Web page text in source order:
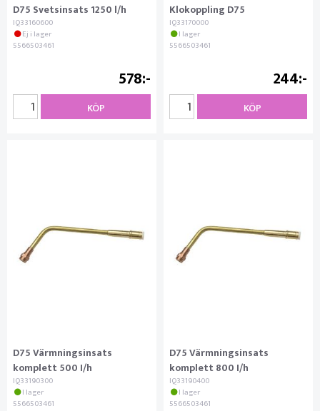
D75 Svetsinsats 1250 l/h
IQ33160600
Ej i lager
5566503461
578
KÖP
Klokoppling D75
IQ33170000
I lager
5566503461
244
KÖP
D75 Värmningsinsats
komplett 500 I/h
IQ33190300
I lager
5566503461
D75 Värmningsinsats
komplett 800 I/h
IQ33190400
I lager
5566503461